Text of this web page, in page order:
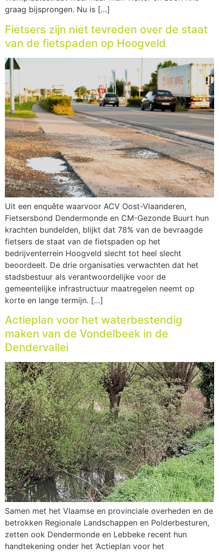
graag bijsprongen. Nu is […]
Fietsers zijn niet tevreden over de staat
van de fietspaden op Hoogveld
Uit een enquête waarvoor ACV Oost-Vlaanderen,
Fietsersbond Dendermonde en CM-Gezonde Buurt hun
krachten bundelden, blijkt dat 78% van de bevraagde
fietsers de staat van de fietspaden op het
bedrijventerrein Hoogveld slecht tot heel slecht
beoordeelt. De drie organisaties verwachten dat het
stadsbestuur als verantwoordelijke voor de
gemeentelijke infrastructuur maatregelen neemt op
korte en lange termijn. […]
Actieplan voor het waterbestendig
maken van de Vondelbeek in de
Dendervallei
Samen met het Vlaamse en provinciale overheden en de
betrokken Regionale Landschappen en Polderbesturen,
zetten ook Dendermonde en Lebbeke recent hun
handtekening onder het ‘Actieplan voor het